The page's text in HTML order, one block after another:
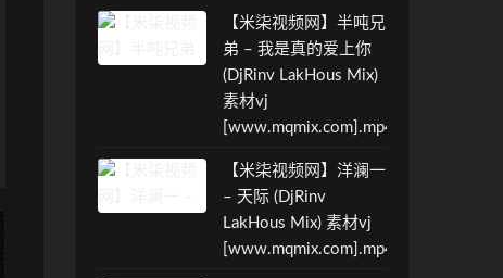
【米柒视频网】半吨兄
弟 – 我是真的爱上你
(DjRinv LakHous Mix)
素材vj
[www.mqmix.com].mp4
【米柒视频网】洋澜一
– 天际 (DjRinv
LakHous Mix) 素材vj
[www.mqmix.com].mp4